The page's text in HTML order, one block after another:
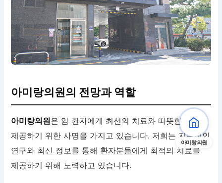
아미랑의원의 전망과 역할
아미랑의원은 암 환자에게 최선의 치료와 따뜻한 돌봄을
제공하기 위한 사명을 가지고 있습니다. 저희는 지속적인
연구와 최신 정보를 통해 환자분들에게 최적의 치료를
제공하기 위해 노력하고 있습니다.
아미랑의원